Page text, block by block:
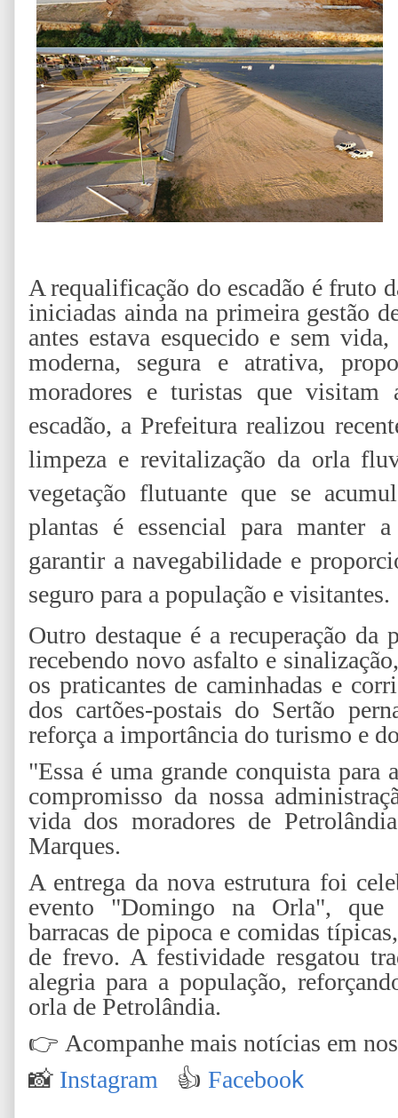
A requalificação do escadão é fruto
iniciadas ainda na primeira gestão
antes estava esquecido e sem
moderna, segura e atrativa,
moradores e turistas que
escadão, a Prefeitura realizou
limpeza e revitalização da orla
vegetação flutuante que se
plantas é essencial para manter
garantir a navegabilidade e
seguro para a população e visitantes.
Outro destaque é a recuperação da
recebendo novo asfalto e
os praticantes de caminhadas e
dos cartões-postais do Sertão
reforça a importância do turismo e
"Essa é uma grande conquista para
compromisso da nossa
vida dos moradores de
Marques.
A entrega da nova estrutura foi
evento "Domingo na Orla", que
barracas de pipoca e comidas
de frevo. A festividade resgatou
alegria para a população,
orla de Petrolândia.
👉 Acompanhe mais notícias em
📸 Instagram 👍 Facebook